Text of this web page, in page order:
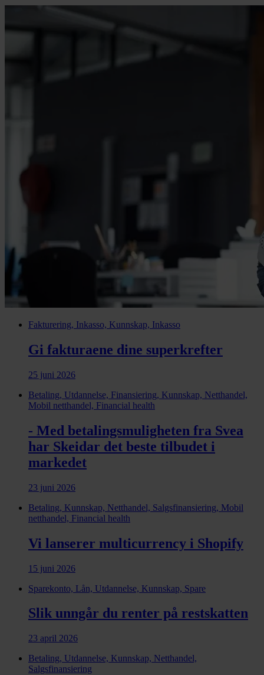
Fakturering, Inkasso, Kunnskap, Inkasso
Gi fakturaene dine superkrefter
25 juni 2026
Betaling, Utdannelse, Finansiering, Kunnskap, Netthandel,
Mobil netthandel, Financial health
- Med betalingsmuligheten fra Svea
har Skeidar det beste tilbudet i
markedet
23 juni 2026
Betaling, Kunnskap, Netthandel, Salgsfinansiering, Mobil
netthandel, Financial health
Vi lanserer multicurrency i Shopify
15 juni 2026
Sparekonto, Lån, Utdannelse, Kunnskap, Spare
Slik unngår du renter på restskatten
23 april 2026
Betaling, Utdannelse, Kunnskap, Netthandel,
Salgsfinansiering